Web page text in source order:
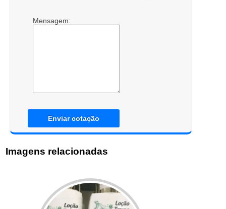
Mensagem:
Enviar cotação
Imagens relacionadas